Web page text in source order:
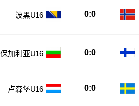
波黑U16 0:0
保加利亚U16 0:0
卢森堡U16 0:0